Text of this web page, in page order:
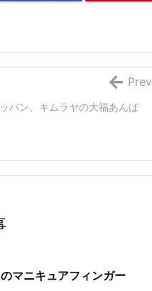
パン、キムラヤの大福あんぱ
Prev
マニキュアフィンガー